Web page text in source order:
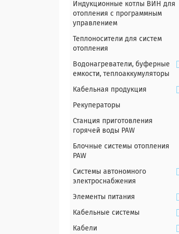
Индукционные котлы ВИН для
отопления с программным
управлением
Теплоносители для систем
отопления
Водонагреватели, буферные
емкости, теплоаккумуляторы
Кабельная продукция
Рекуператоры
Станция приготовления
горячей воды PAW
Блочные системы отопления
PAW
Системы автономного
электроснабжения
Элементы питания
Кабельные системы
Кабели